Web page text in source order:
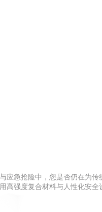
应急抢险中，您是否仍在为
高强度复合材料与人性化安